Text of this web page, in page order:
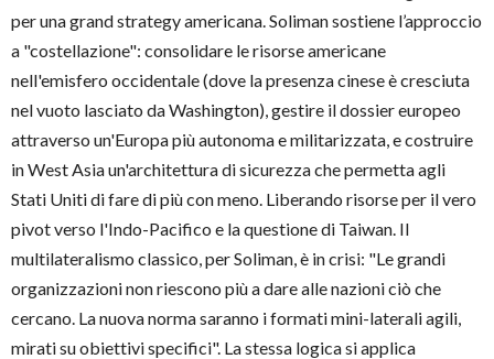
per una grand strategy americana. Soliman sostiene l’approccio
a "costellazione": consolidare le risorse americane
nell'emisfero occidentale (dove la presenza cinese è cresciuta
nel vuoto lasciato da Washington), gestire il dossier europeo
attraverso un'Europa più autonoma e militarizzata, e costruire
in West Asia un'architettura di sicurezza che permetta agli
Stati Uniti di fare di più con meno. Liberando risorse per il vero
pivot verso l'Indo-Pacifico e la questione di Taiwan. Il
multilateralismo classico, per Soliman, è in crisi: "Le grandi
organizzazioni non riescono più a dare alle nazioni ciò che
cercano. La nuova norma saranno i formati mini-laterali agili,
mirati su obiettivi specifici". La stessa logica si applica